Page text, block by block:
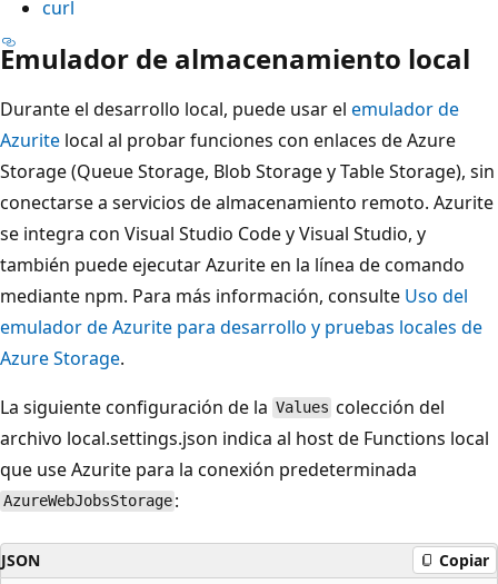
curl
Emulador de almacenamiento local
Durante el desarrollo local, puede usar el emulador de
Azurite local al probar funciones con enlaces de Azure
Storage (Queue Storage, Blob Storage y Table Storage), sin
conectarse a servicios de almacenamiento remoto. Azurite
se integra con Visual Studio Code y Visual Studio, y
también puede ejecutar Azurite en la línea de comando
mediante npm. Para más información, consulte Uso del
emulador de Azurite para desarrollo y pruebas locales de
Azure Storage.
La siguiente configuración de la Values colección del
archivo local.settings.json indica al host de Functions local
que use Azurite para la conexión predeterminada
AzureWebJobsStorage :
JSON Copiar